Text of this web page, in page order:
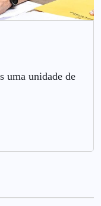
uma unidade de